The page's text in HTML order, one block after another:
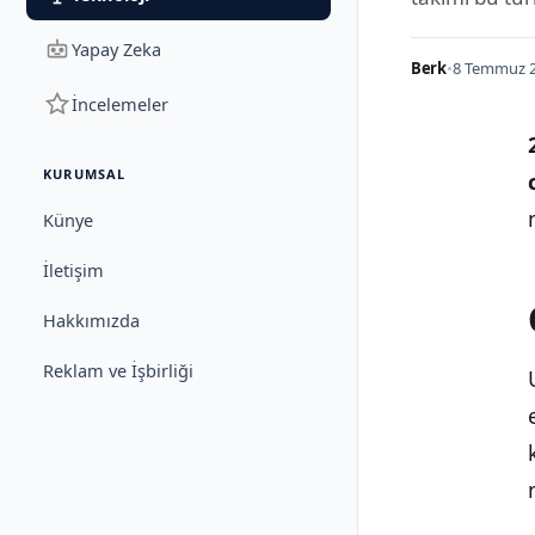
Yapay Zeka
İncelemeler
KURUMSAL
Künye
İletişim
Hakkımızda
Reklam ve İşbirliği
Berk•8 Temmuz